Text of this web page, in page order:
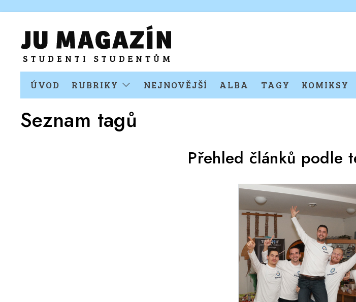
ÚVOD RUBRIKY NEJNOVĚJŠÍ ALBA TAGY KOMIKSY
Seznam tagů
Přehled článků podle